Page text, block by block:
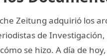
Zeitung adquirió los
de
se hizo. A día de